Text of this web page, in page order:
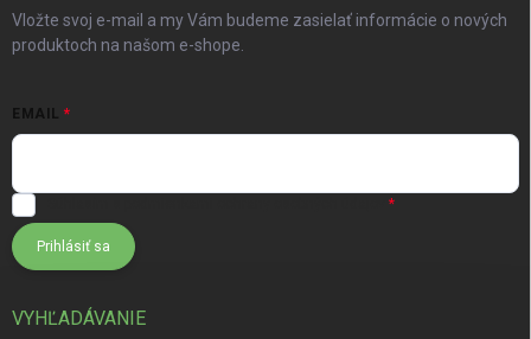
Vložte svoj e-mail a my Vám budeme zasielať informácie o nových
produktoch na našom e-shope.
EMAIL
Prihlásiť sa
VYHĽADÁVANIE